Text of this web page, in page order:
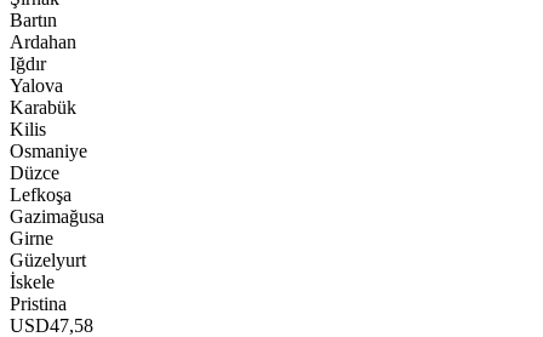
Bartın
Ardahan
Iğdır
Yalova
Karabük
Kilis
Osmaniye
Düzce
Lefkoşa
Gazimağusa
Girne
Güzelyurt
İskele
Pristina
USD47,58